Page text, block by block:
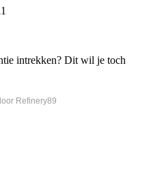
intrekken? Dit wil je toch
Refinery89